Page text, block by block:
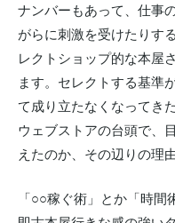
ナンバーもあって、仕事
がらに刺激を受けたりす
レクトショップ的な本屋
ます。セレクトする基準
て成り立たなくなってき
ウェブストアの台頭で、
えたのか、その辺りの理
「○○稼ぐ術」とか「時間